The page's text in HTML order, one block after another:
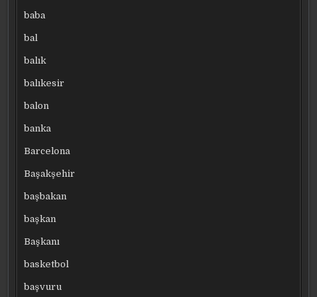
baba
bal
balık
balıkesir
balon
banka
Barcelona
Başakşehir
başbakan
başkan
Başkanı
basketbol
başvuru